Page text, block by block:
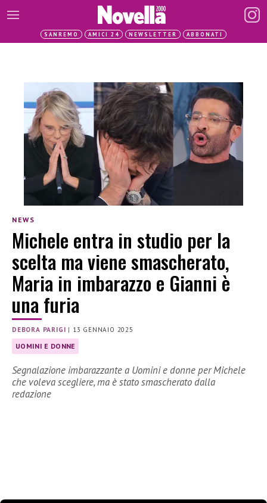
SANREMO AMICI 24 NEWSLETTER ABBONATI
NEWS
Michele entra in studio per la
scelta ma viene smascherato,
Maria in imbarazzo e Gianni è
una furia
DEBORA PARIGI | 13 GENNAIO 2025
UOMINI E DONNE
Segnalazione imbarazzante a Uomini e donne per Michele
che voleva scegliere, ma è stato smascherato dalla
redazione